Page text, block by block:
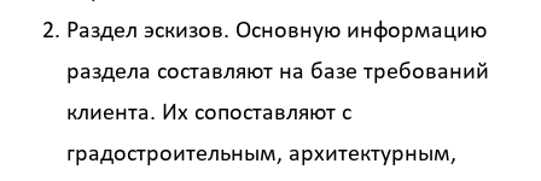
Раздел эскизов. Основную информацию
раздела составляют на базе требований
клиента. Их сопоставляют с
градостроительным, архитектурным,
стоимости